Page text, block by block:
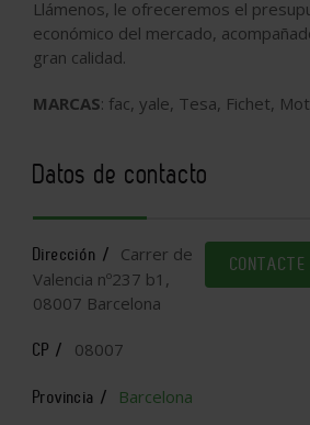
Llámenos, le ofreceremos el
económico del mercado,
gran calidad.
MARCAS: fac, yale, Tesa, Fichet,
Datos de contacto
Dirección /
Carrer de
Valencia nº237 b1,
08007 Barcelona
CP / 08007
Provincia / Barcelona